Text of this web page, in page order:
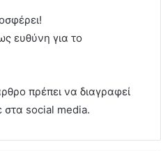
ευθύνη για το
πρέπει να διαγραφεί
στα social media.